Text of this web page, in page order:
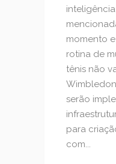
momento
rotina de
tênis não
serão
para
com...